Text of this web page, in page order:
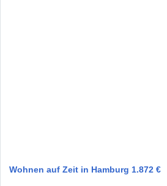
Wohnen auf Zeit in Hamburg 1.872 €